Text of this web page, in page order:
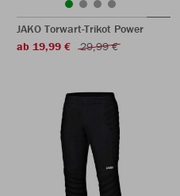
JAKO Torwart-Trikot Power
ab 19,99 €
29,99 €